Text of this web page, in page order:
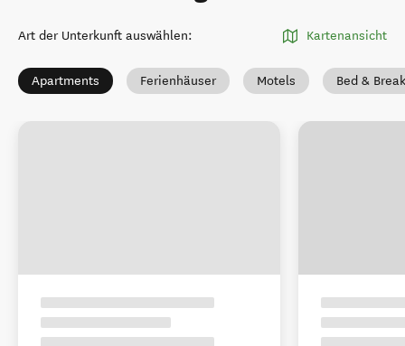
Art der Unterkunft auswählen: Kartenansicht
Apartments Ferienhäuser Motels Bed &